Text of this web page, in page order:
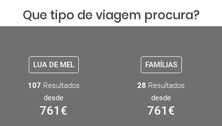
Que tipo de viagem procura?
LUA DE MEL
107 Resultados
desde
761 €
FAMÍLIAS
28 Resultados
desde
761 €